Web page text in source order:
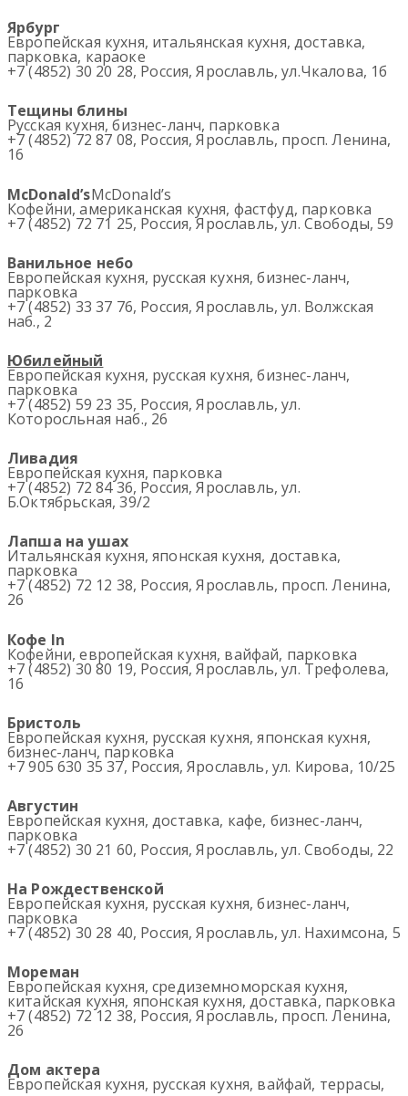
Ярбург
Европейская кухня, итальянская кухня, доставка,
парковка, караоке
+7 (4852) 30 20 28, Россия, Ярославль, ул.Чкалова, 1б
Тещины блины
Русская кухня, бизнес-ланч, парковка
+7 (4852) 72 87 08, Россия, Ярославль, просп. Ленина,
16
McDonald’sMcDonald’s
Кофейни, американская кухня, фастфуд, парковка
+7 (4852) 72 71 25, Россия, Ярославль, ул. Свободы, 59
Ванильное небо
Европейская кухня, русская кухня, бизнес-ланч,
парковка
+7 (4852) 33 37 76, Россия, Ярославль, ул. Волжская
наб., 2
Юбилейный
Европейская кухня, русская кухня, бизнес-ланч,
парковка
+7 (4852) 59 23 35, Россия, Ярославль, ул.
Которосльная наб., 26
Ливадия
Европейская кухня, парковка
+7 (4852) 72 84 36, Россия, Ярославль, ул.
Б.Октябрьская, 39/2
Лапша на ушах
Итальянская кухня, японская кухня, доставка,
парковка
+7 (4852) 72 12 38, Россия, Ярославль, просп. Ленина,
26
Кофе In
Кофейни, европейская кухня, вайфай, парковка
+7 (4852) 30 80 19, Россия, Ярославль, ул. Трефолева,
16
Бристоль
Европейская кухня, русская кухня, японская кухня,
бизнес-ланч, парковка
+7 905 630 35 37, Россия, Ярославль, ул. Кирова, 10/25
Августин
Европейская кухня, доставка, кафе, бизнес-ланч,
парковка
+7 (4852) 30 21 60, Россия, Ярославль, ул. Свободы, 22
На Рождественской
Европейская кухня, русская кухня, бизнес-ланч,
парковка
+7 (4852) 30 28 40, Россия, Ярославль, ул. Нахимсона, 5
Мореман
Европейская кухня, средиземноморская кухня,
китайская кухня, японская кухня, доставка, парковка
+7 (4852) 72 12 38, Россия, Ярославль, просп. Ленина,
26
Дом актера
Европейская кухня, русская кухня, вайфай, террасы,